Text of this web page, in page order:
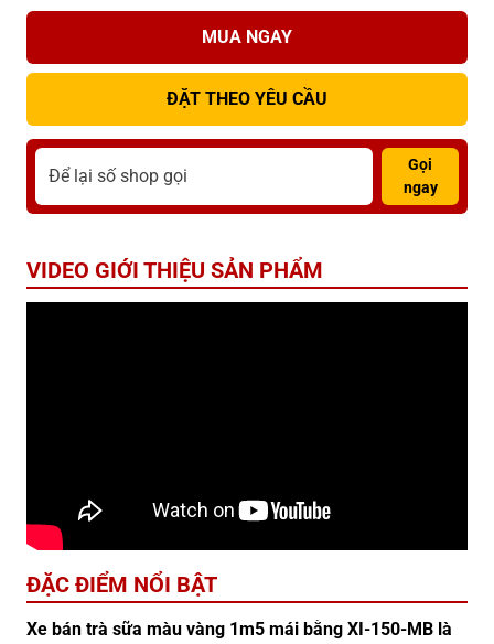
MUA NGAY
ĐẶT THEO YÊU CẦU
Gọi
ngay
VIDEO GIỚI THIỆU SẢN PHẨM
ĐẶC ĐIỂM NỔI BẬT
Xe bán trà sữa màu vàng 1m5 mái bằng XI-150-MB là